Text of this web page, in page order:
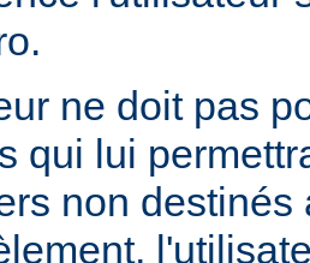
ne doit pas
qui lui
non destinés